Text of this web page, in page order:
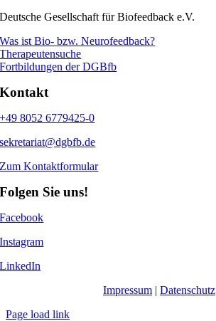
Deutsche Gesellschaft für Biofeedback e.V.
Was ist Bio- bzw. Neurofeedback?
Therapeutensuche
Fortbildungen der DGBfb
Kontakt
+49 8052 6779425-0
sekretariat@dgbfb.de
Zum Kontaktformular
Folgen Sie uns!
Facebook
Instagram
LinkedIn
Impressum | Datenschutz
Page load link